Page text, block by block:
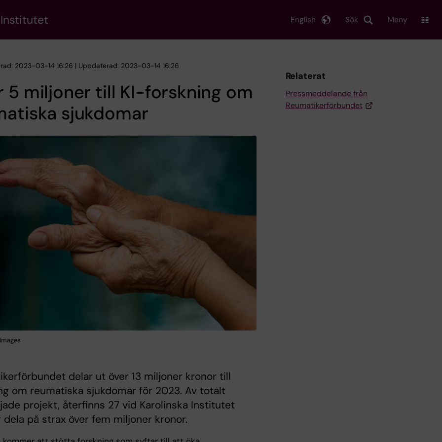
Sök
English Meny
2023-03-14 16:26 | Uppdaterad: 2023-03-14 16:26
5 miljoner till KI-forskning om
sjukdomar
delar ut över 13 miljoner kronor till
om reumatiska sjukdomar för 2023. Av totalt
projekt, återfinns 27 vid Karolinska Institutet
dela på strax över fem miljoner kronor.
Relaterat
Pressmeddelande från
Reumatikerförbundet